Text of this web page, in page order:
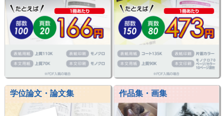
学位論文・論文集 作品集・画集